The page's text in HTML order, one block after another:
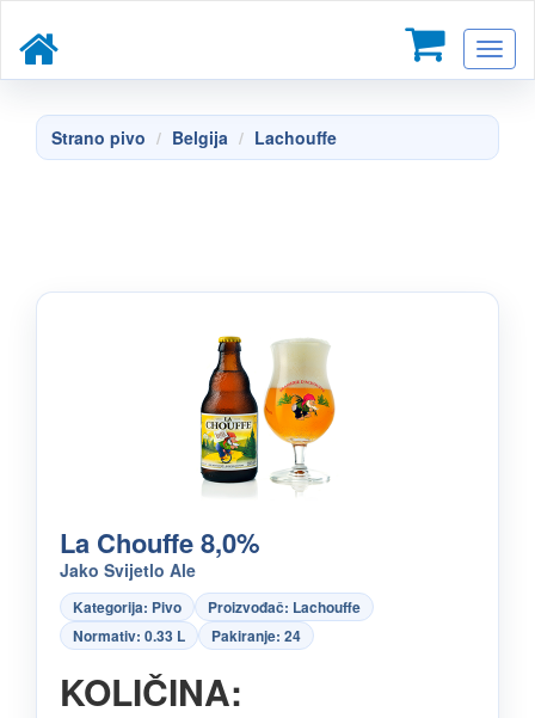
Strano pivo Belgija Lachouffe
La Chouffe 8,0%
Jako Svijetlo Ale
Kategorija: Pivo
Proizvođač: Lachouffe
Normativ: 0.33 L
Pakiranje: 24
KOLIČINA: